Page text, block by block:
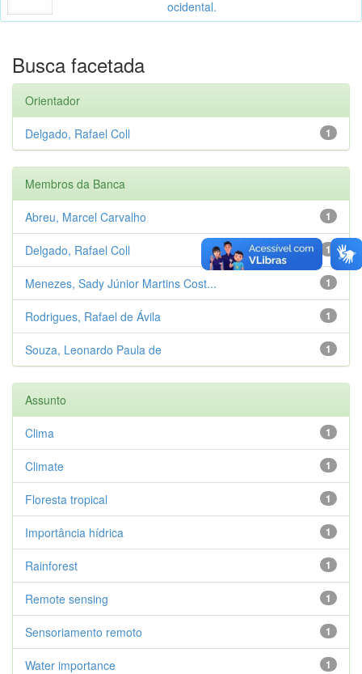
ocidental.
Busca facetada
Orientador
1
Delgado, Rafael Coll
Membros da Banca
1
Abreu, Marcel Carvalho
1
Delgado, Rafael Coll
1
Menezes, Sady Júnior Martins Cost...
1
Rodrigues, Rafael de Ávila
1
Souza, Leonardo Paula de
Assunto
1
Clima
1
Climate
1
Floresta tropical
1
Importância hídrica
1
Rainforest
1
Remote sensing
1
Sensoriamento remoto
1
Water importance